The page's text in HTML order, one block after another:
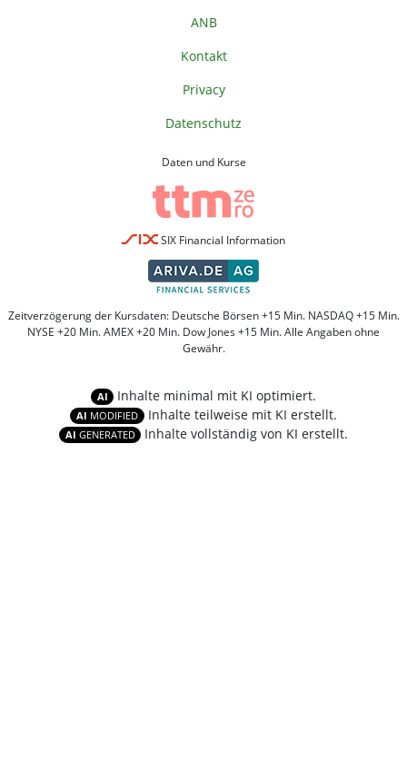
ANB
Kontakt
Privacy
Datenschutz
Daten und Kurse
SIX Financial Information
Zeitverzögerung der Kursdaten: Deutsche Börsen +15 Min. NASDAQ +15 Min.
NYSE +20 Min. AMEX +20 Min. Dow Jones +15 Min. Alle Angaben ohne
Gewähr.
AI Inhalte minimal mit KI optimiert.
AI MODIFIED Inhalte teilweise mit KI erstellt.
AI GENERATED Inhalte vollständig von KI erstellt.